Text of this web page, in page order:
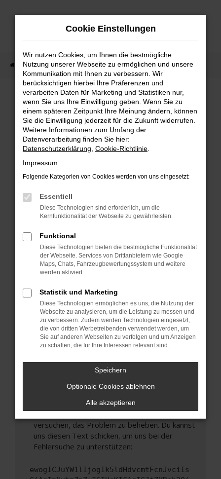
Zum
Startseite Fahrzeugangebote Sofort verfügbare Fahrzeuge
FEHLER: NETWORK ERROR
Beim Laden ist ein Fehler aufgetreten.
Hier sind ein paar Tipps, die dir helfen können:
Überprüfe deine Firewall und deine
Laden andere Webseiten, zum Beispiel deine
Suchmaschine?
Prüfe deine Browsererweiterungen.
Manche Erweiterungen, wie Werbeblocker,
verhindern. Funktioniert die Seite in einem
anderen Browser oder in einem privaten
Fenster?
Starte dein Gerät neu.
Probleme zu beheben.
Stelle sicher, dass dein Browser und dein
Betriebssystem auf dem neuesten Stand
sind.
Veraltete Software birgt nicht nur ein
dass bestimmte Funktionen nicht mehr
Wende dich an den Webseitenbetreiber.
Wenn du alle oben genannten Schritte versucht
hast, kontaktiere uns bitte. Wir werden
versuchen, das Problem zu beheben. Du kannst
uns diesen Text schicken, um uns bei der
Fehlersuche zu unterstützen:
ewogICJuYW1lIjogIk5ldHdvcmtFcnJvciIs
Cookie Einstellungen
Wir nutzen Cookies, um Ihnen die bestmögliche
Nutzung unserer Webseite zu ermöglichen und unsere
Kommunikation mit Ihnen zu verbessern. Wir
berücksichtigen hierbei Ihre Präferenzen und
verarbeiten Daten für Marketing und Statistiken nur,
wenn Sie uns Ihre Einwilligung geben. Wenn Sie zu
einem späteren Zeitpunkt Ihre Meinung ändern, können
Sie die Einwilligung jederzeit für die Zukunft widerrufen.
Weitere Informationen zum Umfang der
Datenverarbeitung finden Sie hier:
Datenschutzerklärung Cookie-Richtlinie
Impressum
Folgende Kategorien von Cookies werden von uns eingesetzt:
Essentiell
Diese Technologien sind erforderlich, um die
Kernfunktionalität der Webseite zu gewährleisten.
Funktional
Diese Technologien bieten die bestmögliche Funktionalität
der Webseite. Services von Drittanbietern wie Google
Maps, Chats, Fahrzeugbewertungssystem und weitere
werden aktiviert.
Statistik und Marketing
Diese Technologien ermöglichen es uns, die Nutzung der
Webseite zu analysieren, um die Leistung zu messen und
zu verbessern. Zudem werden Technologien eingesetzt,
die von dritten Werbetreibenden verwendet werden, um
Sie auf anderen Webseiten zu verfolgen und um Anzeigen
zu schalten, die für Ihre Interessen relevant sind.
Speichern
Optionale Cookies ablehnen
Alle akzeptieren